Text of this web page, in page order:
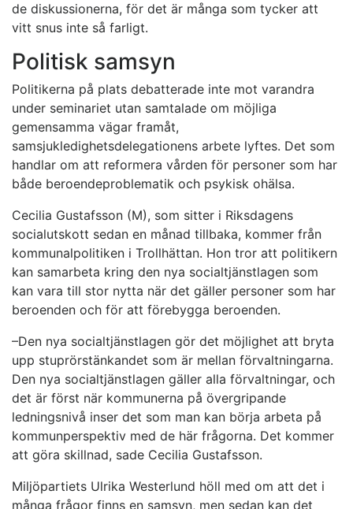
de diskussionerna, för det är många som tycker att
vitt snus inte så farligt.
Politisk samsyn
Politikerna på plats debatterade inte mot varandra
under seminariet utan samtalade om möjliga
gemensamma vägar framåt,
samsjukledighetsdelegationens arbete lyftes. Det som
handlar om att reformera vården för personer som har
både beroendeproblematik och psykisk ohälsa.
Cecilia Gustafsson (M), som sitter i Riksdagens
socialutskott sedan en månad tillbaka, kommer från
kommunalpolitiken i Trollhättan. Hon tror att politikern
kan samarbeta kring den nya socialtjänstlagen som
kan vara till stor nytta när det gäller personer som har
beroenden och för att förebygga beroenden.
–Den nya socialtjänstlagen gör det möjlighet att bryta
upp stuprörstänkandet som är mellan förvaltningarna.
Den nya socialtjänstlagen gäller alla förvaltningar, och
det är först när kommunerna på övergripande
ledningsnivå inser det som man kan börja arbeta på
kommunperspektiv med de här frågorna. Det kommer
att göra skillnad, sade Cecilia Gustafsson.
Miljöpartiets Ulrika Westerlund höll med om att det i
många frågor finns en samsyn, men sedan kan det